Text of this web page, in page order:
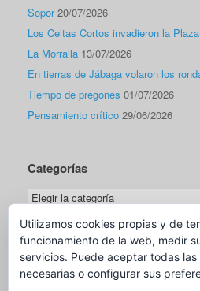
Sopor 20/07/2026
Los Celtas Cortos invadieron la
La Morralla 13/07/2026
En tierras de Jábaga volaron los
Tiempo de pregones 01/07/2026
Pensamiento crítico 29/06/2026
Categorías
Categorías
Traductor
Utilizamos cookies propias y de
funcionamiento de la web, medir
servicios. Puede aceptar todas
necesarias o configurar sus